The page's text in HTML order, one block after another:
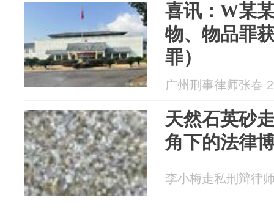
喜讯：W某
物、物品罪
罪）
广州刑事律师张春
天然石英砂
角下的法律
李小梅走私刑辩律